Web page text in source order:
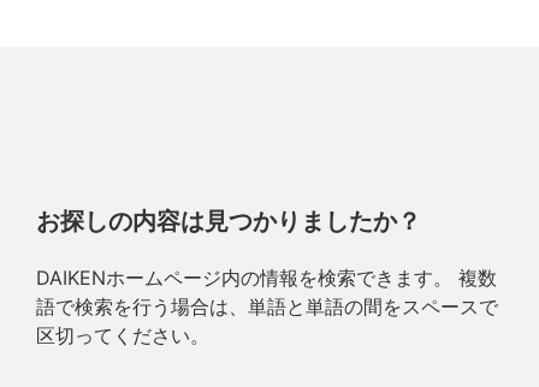
お探しの内容は見つかりましたか？
DAIKENホームページ内の情報を検索できます。 複数
語で検索を行う場合は、単語と単語の間をスペースで
区切ってください。